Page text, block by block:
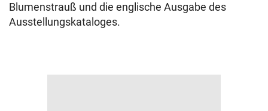
Blumenstrauß und die englische Ausgabe des
Ausstellungskataloges.